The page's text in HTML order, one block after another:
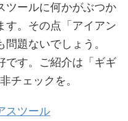
ツールに何かがぶつか
す。その点「アイアン
題ないでしょう。
です。ご紹介は「ギギ
チェックを。
スツール